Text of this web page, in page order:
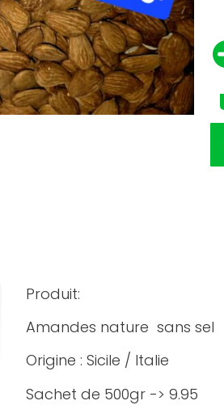
Produit:
Amandes nature sans sel
Origine : Sicile / Italie
Sachet de 500gr -> 9.95